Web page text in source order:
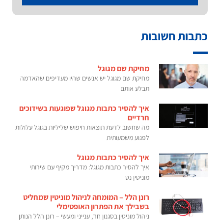
כתבות חשובות
מחיקת שם מגוגל
מחיקת שם מגוגל יש אנשים שהיו מעדיפים שהאדמה
תבלע אותם
איך להסיר כתבות מגוגל שפוגעות בשידוכים
חרדיים
מה שחשוב לדעת תוצאות חיפוש שליליות בגוגל עלולות
לפגוע משמעותית
איך להסיר כתבות מגוגל
איך להסיר כתבות מגוגל: מדריך מקיף עם שירותי
מוניטין נט
רונן הלל – המומחה לניהול מוניטין שמחליט
בשבילך את הפתרון האופטימלי
ניהול מוניטין בסגנון חד, ענייני ומעשי – רונן הלל הנותן